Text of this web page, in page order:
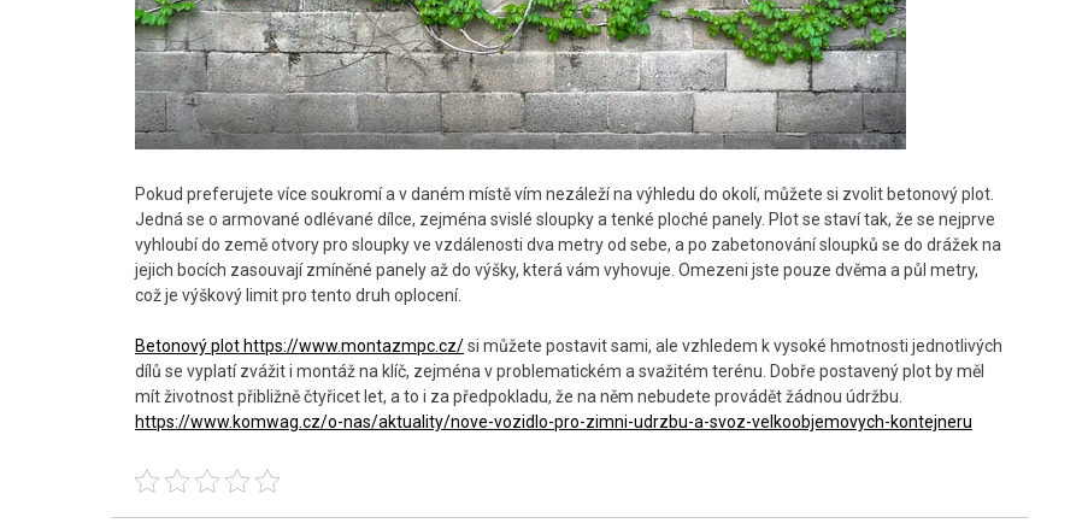
Pokud preferujete více soukromí a v daném místě vím nezáleží na výhledu do okolí, můžete si zvolit betonový plot.
Jedná se o armované odlévané dílce, zejména svislé sloupky a tenké ploché panely. Plot se staví tak, že se nejprve
vyhloubí do země otvory pro sloupky ve vzdálenosti dva metry od sebe, a po zabetonování sloupků se do drážek na
jejich bocích zasouvají zmíněné panely až do výšky, která vám vyhovuje. Omezeni jste pouze dvěma a půl metry,
což je výškový limit pro tento druh oplocení.
Betonový plot https://www.montazmpc.cz/si můžete postavit sami, ale vzhledem k vysoké hmotnosti jednotlivých
dílů se vyplatí zvážit i montáž na klíč, zejména v problematickém a svažitém terénu. Dobře postavený plot by měl
mít životnost přibližně čtyřicet let, a to i za předpokladu, že na něm nebudete provádět žádnou údržbu.
https://www.komwag.cz/o-nas/aktuality/nove-vozidlo-pro-zimni-udrzbu-a-svoz-velkoobjemovych-kontejneru